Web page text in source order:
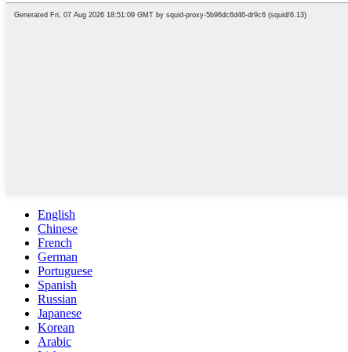
English
Chinese
French
German
Portuguese
Spanish
Russian
Japanese
Korean
Arabic